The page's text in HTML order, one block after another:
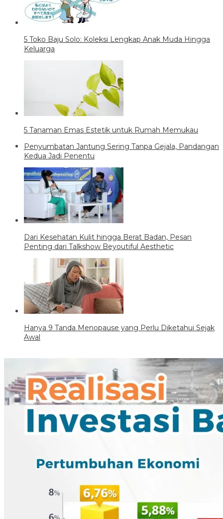
5 Toko Baju Solo: Koleksi Lengkap Anak Muda Hingga
Keluarga
5 Tanaman Emas Estetik untuk Rumah Memukau
Penyumbatan Jantung Sering Tanpa Gejala, Pandangan
Kedua Jadi Penentu
Dari Kesehatan Kulit hingga Berat Badan, Pesan
Penting dari Talkshow Beyoutiful Aesthetic
Hanya 9 Tanda Menopause yang Perlu Diketahui Sejak
Awal